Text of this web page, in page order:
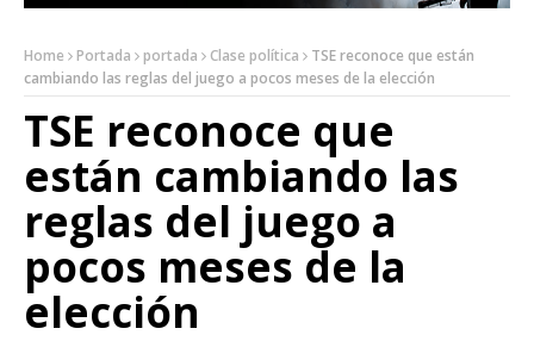
Home Portada portada Clase política
TSE reconoce que están
cambiando las reglas del juego a pocos meses de la elección
TSE reconoce que
están cambiando las
reglas del juego a
pocos meses de la
elección